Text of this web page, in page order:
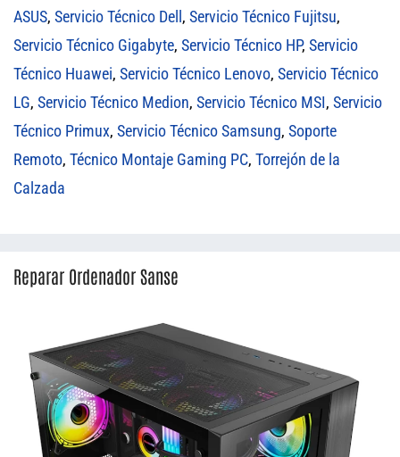
ASUS, Servicio Técnico Dell, Servicio Técnico Fujitsu,
Servicio Técnico Gigabyte, Servicio Técnico HP, Servicio
Técnico Huawei, Servicio Técnico Lenovo, Servicio Técnico
LG, Servicio Técnico Medion, Servicio Técnico MSI, Servicio
Técnico Primux, Servicio Técnico Samsung, Soporte
Remoto, Técnico Montaje Gaming PC, Torrejón de la
Calzada
Reparar Ordenador Sanse